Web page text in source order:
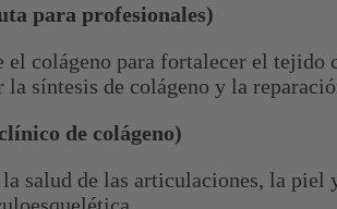
para profesionales)
el colágeno para fortalecer el
síntesis de colágeno y la
de colágeno)
salud de las articulaciones, la